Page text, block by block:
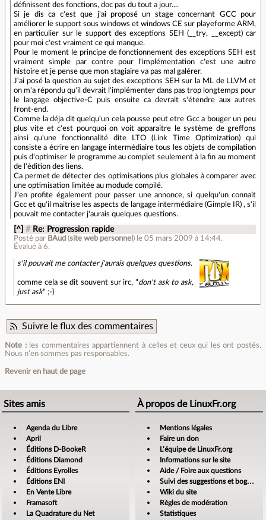
définissent des fonctions, doc pas du tout a jour....
Si je dis ca c'est que j'ai proposé un stage concernant GCC pour
améliorer le support sous windows et windows CE sur playeforme ARM,
en particulier sur le support des exceptions SEH (__try, __except) car
pour moi c'est vraiment ce qui manque.
Pour le moment le principe de fonctionnement des exceptions SEH est
vraiment simple par contre pour l'implémentation c'est une autre
histoire et je pense que mon stagiaire va pas mal galérer.
J'ai posé la question au sujet des exceptions SEH sur la ML de LLVM et
on m'a répondu qu'il devrait l'implémenter dans pas trop longtemps pour
le langage objective-C puis ensuite ca devrait s'étendre aux autres
front-end.
Comme la déja dit quelqu'un cela pousse peut etre Gcc a bouger un peu
plus vite et c'est pourquoi on voit apparaitre le système de greffons
ainsi qu'une fonctionnalité dite LTO (Link Time Optimization) qui
consiste a écrire en langage intermédiaire tous les objets de compilation
puis d'optimiser le programme au complet seulement à la fin au moment
de l'édition des liens.
Ca permet de détecter des optimisations plus globales à comparer avec
une optimisation limitée au modude compilé.
J'en profite également pour passer une annonce, si quelqu'un connait
Gcc et qu'il maitrise les aspects de langage intermédiaire (Gimple IR) , s'il
pouvait me contacter j'aurais quelques questions.
[^] # Re: Progression rapide
Posté par BAud (site web personnel ) le 05 mars 2009 à 14:44.
Évalué à6.
s'il pouvait me contacter j'aurais quelques questions.
comme cela se dit souvent sur irc, "don't ask to ask,
just ask" ;-)
Suivre le flux des commentaires
Note :les commentaires appartiennent à celles et ceux qui les ont postés.
Nous n’en sommes pas responsables.
Revenir en haut de page
Sites amis
Agenda du Libre
April
Éditions D-BookeR
Éditions Diamond
Éditions Eyrolles
Éditions ENI
En Vente Libre
Framasoft
La Quadrature du Net
À propos de LinuxFr.org
Mentions légales
Faire un don
L’équipe de LinuxFr.org
Informations sur le site
Aide / Foire aux questions
Suivi des suggestions et bogues
Wiki du site
Règles de modération
Statistiques